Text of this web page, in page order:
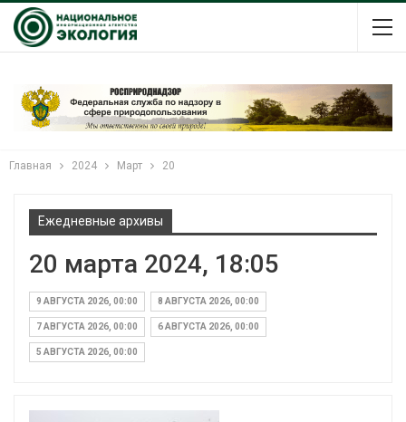
Главная 2024 Март 20
Ежедневные архивы
20 марта 2024, 18:05
9 АВГУСТА 2026, 00:00 8 АВГУСТА 2026, 00:00
7 АВГУСТА 2026, 00:00 6 АВГУСТА 2026, 00:00
5 АВГУСТА 2026, 00:00